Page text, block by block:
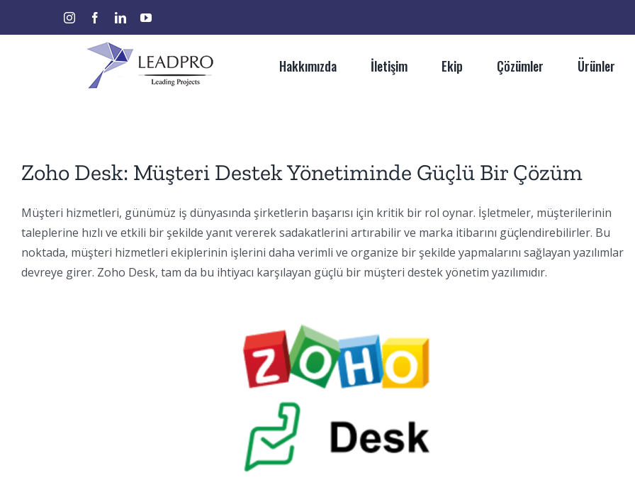
instagramfacebooklinkedinyoutube
Hakkımızda İletişim Ekip Çözümler Ürünler
Zoho Desk: Müşteri Destek Yönetiminde Güçlü Bir Çözüm
Müşteri hizmetleri, günümüz iş dünyasında şirketlerin başarısı için kritik bir rol oynar. İşletmeler, müşterilerinin
taleplerine hızlı ve etkili bir şekilde yanıt vererek sadakatlerini artırabilir ve marka itibarını güçlendirebilirler. Bu
noktada, müşteri hizmetleri ekiplerinin işlerini daha verimli ve organize bir şekilde yapmalarını sağlayan yazılımlar
devreye girer. Zoho Desk, tam da bu ihtiyacı karşılayan güçlü bir müşteri destek yönetim yazılımıdır.